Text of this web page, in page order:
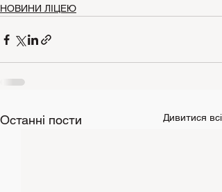
НОВИНИ ЛІЦЕЮ
Останні пости Дивитися всі